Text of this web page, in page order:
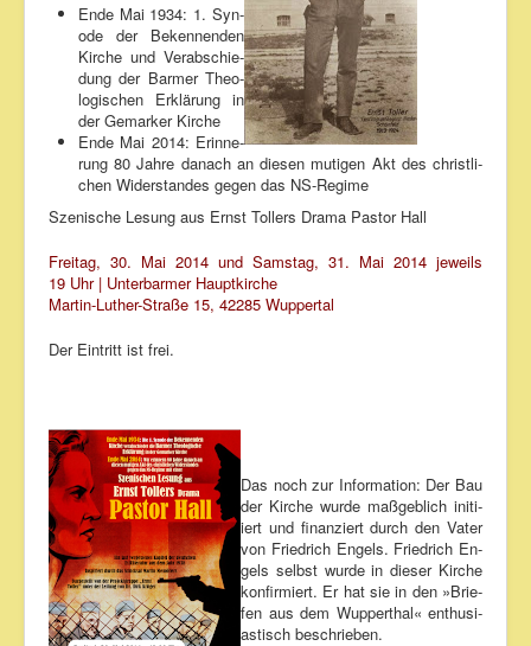
En­de Mai 1934: 1. Syn­
ode der Be­ken­nen­den
Kir­che und Ver­ab­schie­
dung der Bar­mer Theo­
lo­gi­schen Er­klä­rung in
der Ge­mar­ker Kir­che
En­de Mai 2014: Er­in­ne­
rung 80 Jah­re da­nach an die­sen mu­ti­gen Akt des christ­li­
chen Wi­der­stan­des ge­gen das NS-Re­gime
Sze­ni­sche Le­sung aus Ernst Tol­lers Dra­ma Pastor Hall
Frei­tag, 30. Mai 2014 und Sams­tag, 31. Mai 2014 jeweils
19 Uhr | Un­ter­bar­mer Haupt­kir­che
Mar­tin-Lu­ther-Stra­ße 15, 42285 Wup­per­tal
Der Ein­tritt ist frei.
Das noch zur In­for­ma­ti­on: Der Bau
der Kir­che wur­de ma­ß­geb­lich in­iti­
iert und fi­nan­ziert durch den Va­ter
von Fried­rich En­gels. Fried­rich En­
gels selbst wur­de in die­ser Kir­che
konfir­miert. Er hat sie in den »Brie­
fen aus dem Wup­per­thal« en­thu­si­
as­tisch be­schrie­ben.